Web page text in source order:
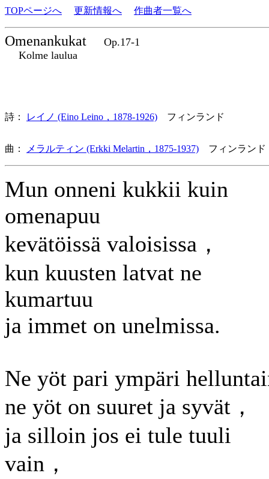
TOPページへ 更新情報へ 作曲者一覧へ
Omenankukat
Op.17-1
Kolme laulua
詩： レイノ (Eino Leino，1878-1926) フィンランド
曲： メラルティン (Erkki Melartin，1875-1937) フィンラン
Mun onneni kukkii kuin
omenapuu
kevätöissä valoisissa，
kun kuusten latvat ne
kumartuu
ja immet on unelmissa.
Ne yöt pari ympäri
ne yöt on suuret ja syvät，
ja silloin jos ei tule tuuli
vain，